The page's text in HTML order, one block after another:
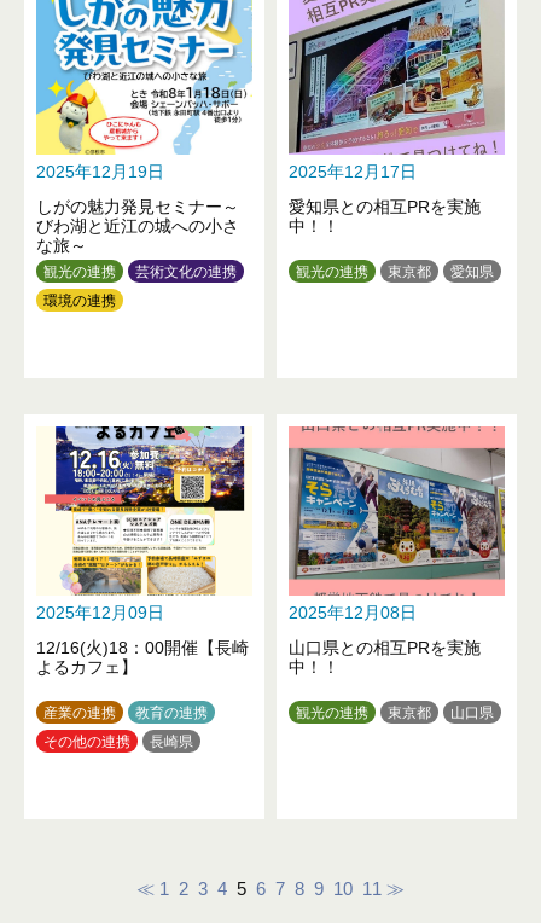
愛知県 三重県
京都府
大阪府
兵庫県
和歌山県
鳥取県
岡山県
山口県
徳島県
高知県
福岡県
熊本県
大分県 沖縄県
2025年12月19日
しがの魅力発見セミナー～
びわ湖と近江の城への小さ
な旅～
観光の連携
芸術文化の連携
環境の連携
2025年12月17日
愛知県との相互PRを実施
中！！
観光の連携 東京都 愛知県
2025年12月09日
12/16(火)18：00開催【長崎
よるカフェ】
産業の連携
教育の連携
その他の連携
長崎県
2025年12月08日
山口県との相互PRを実施
中！！
観光の連携 東京都 山口県
≪ 1 2 3 4 5 6 7 8 9 10 11 ≫